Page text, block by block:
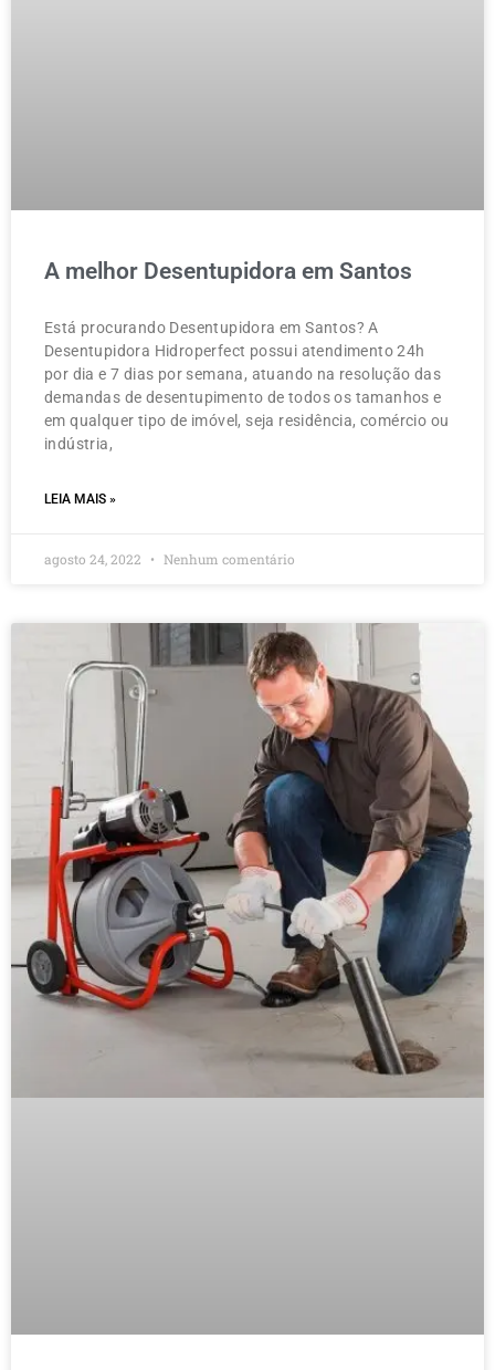
A melhor Desentupidora em Santos
Está procurando Desentupidora em Santos? A
Desentupidora Hidroperfect possui atendimento 24h
por dia e 7 dias por semana, atuando na resolução das
demandas de desentupimento de todos os tamanhos e
em qualquer tipo de imóvel, seja residência, comércio ou
indústria,
LEIA MAIS »
agosto 24, 2022 Nenhum comentário